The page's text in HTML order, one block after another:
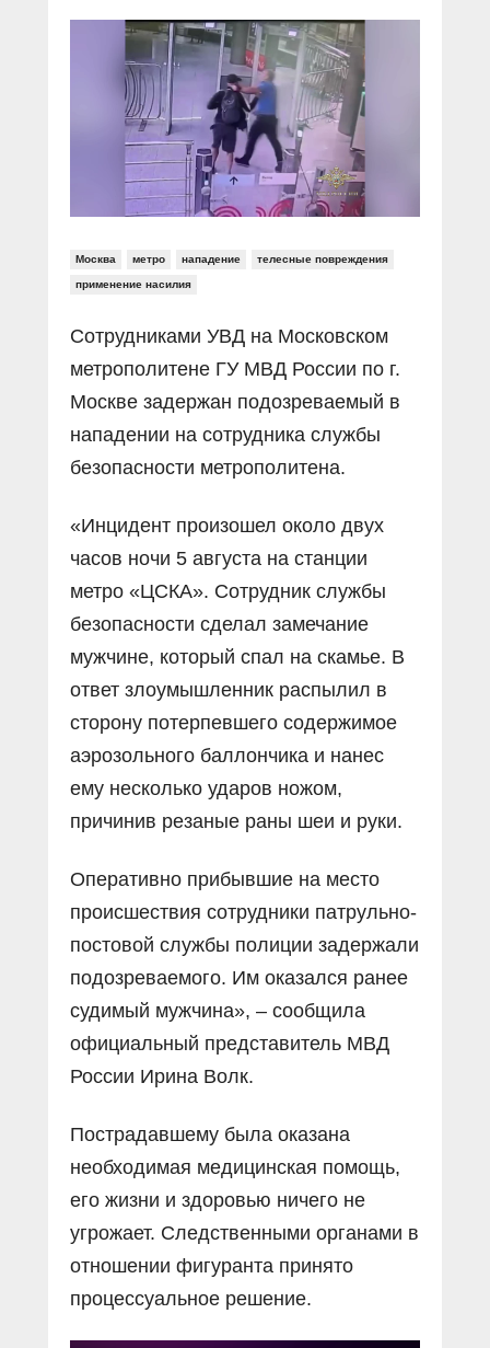
Документальные фильмы
В знании сила
Специальный репортаж
КиберПОСТОВОЙ
Газета «Щит и меч»
Журнал «Полиция России»
О ПОРТАЛЕ
Контакты
Вакансии
Москва метро нападение телесные повреждения
применение насилия
Сотрудниками УВД на Московском
метрополитене ГУ МВД России по г.
Москве задержан подозреваемый в
нападении на сотрудника службы
безопасности метрополитена.
«Инцидент произошел около двух
часов ночи 5 августа на станции
метро «ЦСКА». Сотрудник службы
безопасности сделал замечание
мужчине, который спал на скамье. В
ответ злоумышленник распылил в
сторону потерпевшего содержимое
аэрозольного баллончика и нанес
ему несколько ударов ножом,
причинив резаные раны шеи и руки.
Оперативно прибывшие на место
происшествия сотрудники патрульно-
постовой службы полиции задержали
подозреваемого. Им оказался ранее
судимый мужчина», – сообщила
официальный представитель МВД
России Ирина Волк.
Пострадавшему была оказана
необходимая медицинская помощь,
его жизни и здоровью ничего не
угрожает. Следственными органами в
отношении фигуранта принято
процессуальное решение.